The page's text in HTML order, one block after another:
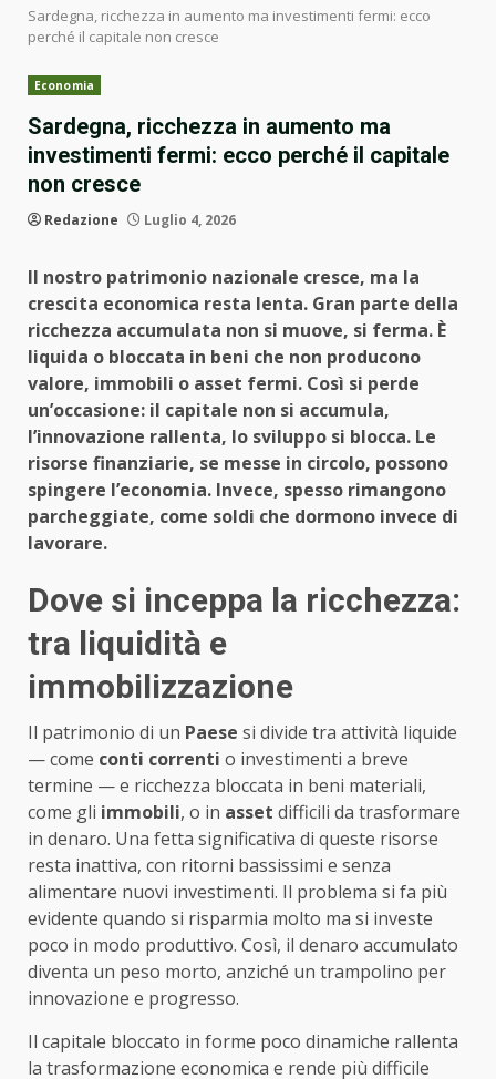
Sardegna, ricchezza in aumento ma investimenti fermi: ecco
perché il capitale non cresce
Economia
Sardegna, ricchezza in aumento ma
investimenti fermi: ecco perché il capitale
non cresce
Redazione Luglio 4, 2026
Il nostro patrimonio nazionale cresce, ma la
crescita economica resta lenta. Gran parte della
ricchezza accumulata non si muove, si ferma. È
liquida o bloccata in beni che non producono
valore, immobili o asset fermi. Così si perde
un’occasione: il capitale non si accumula,
l’innovazione rallenta, lo sviluppo si blocca. Le
risorse finanziarie, se messe in circolo, possono
spingere l’economia. Invece, spesso rimangono
parcheggiate, come soldi che dormono invece di
lavorare.
Dove si inceppa la ricchezza:
tra liquidità e
immobilizzazione
Il patrimonio di un Paese si divide tra attività liquide
— come conti correnti o investimenti a breve
termine — e ricchezza bloccata in beni materiali,
come gli immobili, o in asset difficili da trasformare
in denaro. Una fetta significativa di queste risorse
resta inattiva, con ritorni bassissimi e senza
alimentare nuovi investimenti. Il problema si fa più
evidente quando si risparmia molto ma si investe
poco in modo produttivo. Così, il denaro accumulato
diventa un peso morto, anziché un trampolino per
innovazione e progresso.
Il capitale bloccato in forme poco dinamiche rallenta
la trasformazione economica e rende più difficile